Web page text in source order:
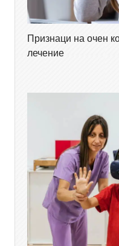
Признаци на очен
лечение